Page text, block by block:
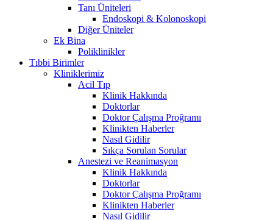
Tanı Üniteleri
Endoskopi & Kolonoskopi
Diğer Üniteler
Ek Bina
Poliklinikler
Tıbbi Birimler
Kliniklerimiz
Acil Tıp
Klinik Hakkında
Doktorlar
Doktor Çalışma Proğramı
Klinikten Haberler
Nasıl Gidilir
Sıkça Sorulan Sorular
Anestezi ve Reanimasyon
Klinik Hakkında
Doktorlar
Doktor Çalışma Proğramı
Klinikten Haberler
Nasıl Gidilir